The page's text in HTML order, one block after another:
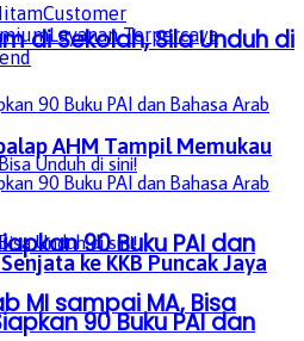
90 Buku PAI dan
MI sampai MA, Bisa
di Sekolah, Sila Unduh di
90 Buku PAI dan
Customer
Layanan Terpercaya
AHM Tampil Memukau
ke KKB Puncak Jaya